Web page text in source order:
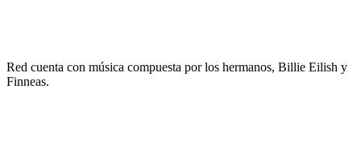
Red cuenta con música compuesta por los hermanos, Billie Eilish y
Finneas.